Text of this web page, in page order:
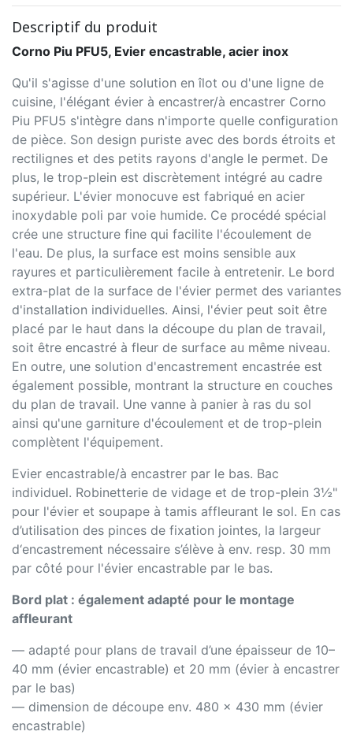
Descriptif du produit
Corno Piu PFU5, Evier encastrable, acier inox
Qu'il s'agisse d'une solution en îlot ou d'une ligne de
cuisine, l'élégant évier à encastrer/à encastrer Corno
Piu PFU5 s'intègre dans n'importe quelle configuration
de pièce. Son design puriste avec des bords étroits et
rectilignes et des petits rayons d'angle le permet. De
plus, le trop-plein est discrètement intégré au cadre
supérieur. L'évier monocuve est fabriqué en acier
inoxydable poli par voie humide. Ce procédé spécial
crée une structure fine qui facilite l'écoulement de
l'eau. De plus, la surface est moins sensible aux
rayures et particulièrement facile à entretenir. Le bord
extra-plat de la surface de l'évier permet des variantes
d'installation individuelles. Ainsi, l'évier peut soit être
placé par le haut dans la découpe du plan de travail,
soit être encastré à fleur de surface au même niveau.
En outre, une solution d'encastrement encastrée est
également possible, montrant la structure en couches
du plan de travail. Une vanne à panier à ras du sol
ainsi qu'une garniture d'écoulement et de trop-plein
complètent l'équipement.
Evier encastrable/à encastrer par le bas. Bac
individuel. Robinetterie de vidage et de trop-plein 3½"
pour l'évier et soupape à tamis affleurant le sol. En cas
d’utilisation des pinces de fixation jointes, la largeur
d‘encastrement nécessaire s’élève à env. resp. 30 mm
par côté pour l'évier encastrable par le bas.
Bord plat : également adapté pour le montage
affleurant
— adapté pour plans de travail d’une épaisseur de 10–
40 mm (évier encastrable) et 20 mm (évier à encastrer
par le bas)
— dimension de découpe env. 480 x 430 mm (évier
encastrable)